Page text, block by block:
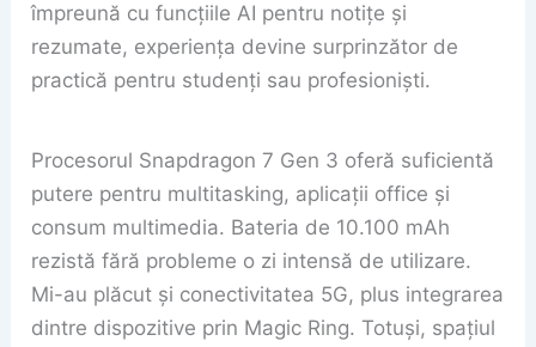
împreună cu funcțiile AI pentru notițe și
rezumate, experiența devine surprinzător de
practică pentru studenți sau profesioniști.
Procesorul Snapdragon 7 Gen 3 oferă suficientă
putere pentru multitasking, aplicații office și
consum multimedia. Bateria de 10.100 mAh
rezistă fără probleme o zi intensă de utilizare.
Mi-au plăcut și conectivitatea 5G, plus integrarea
dintre dispozitive prin Magic Ring. Totuși, spațiul